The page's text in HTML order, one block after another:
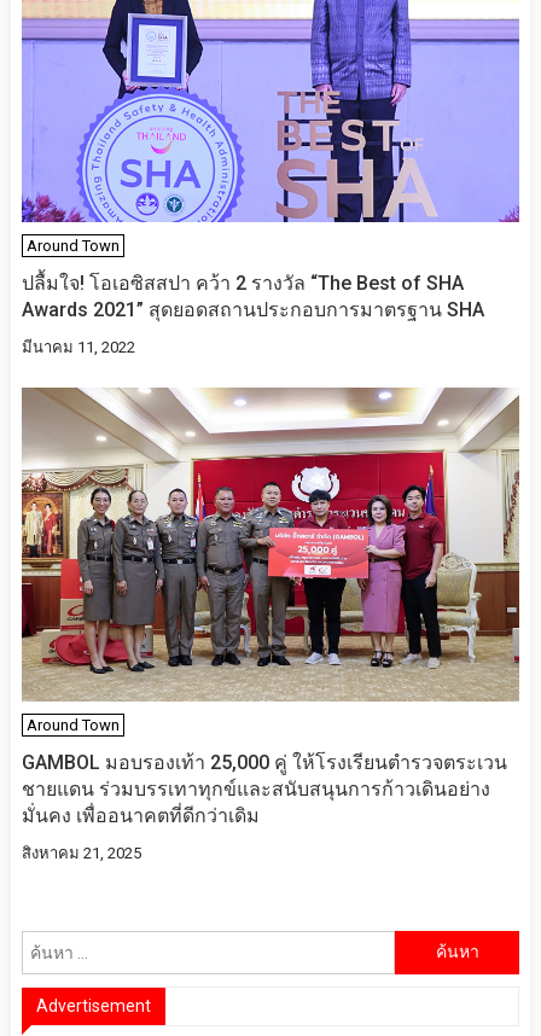
Around Town
ปลื้มใจ! โอเอซิสสปา คว้า 2 รางวัล “The Best of SHA
Awards 2021” สุดยอดสถานประกอบการมาตรฐาน SHA
มีนาคม 11, 2022
Around Town
GAMBOL มอบรองเท้า 25,000 คู่ ให้โรงเรียนตำรวจตระเวน
ชายแดน ร่วมบรรเทาทุกข์และสนับสนุนการก้าวเดินอย่าง
มั่นคง เพื่ออนาคตที่ดีกว่าเดิม
สิงหาคม 21, 2025
Advertisement